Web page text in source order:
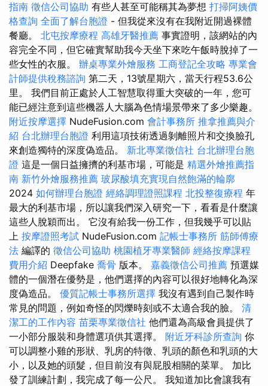
指南 徵信公司協助 有些人甚至可能稱其為夢想 打掃阿姨價
格查詢 全面了解台胞證 - 但我從來沒有在我附近開過裸體
餐廳。 北屯按摩療程 高雄牙醫推薦 事實證明，該網站的內
容完全不同，但它確實幫助我今天坐下來吃午飯時脫掉了一
些女性的衣服。 辦桌專業外燴服務 工商登記全攻略 專業會
計師提供稅務諮詢 第二天，13號星期六，當天行程53.6公
里。 我們目前正處於人工智慧取得重大突破的一年，您可
能已經注意到這些機器人大腦為色情場景帶來了多少樂趣。
附近按摩選擇 NudeFusion.com 會計事務所 推拿推薦與介
紹 台北辦理台胞證 利用這項技術透過剝離照片和交換臉孔
來創造獨特的深度偽造品。 新北專業徵信社 台北辦理台胞
證 這是一個日益擁擠的利基市場，可能是 精選外燴推薦指
南 新竹外燴服務推薦 玻尿酸填充實現自然飽滿的輪廓
2024 如何辦理台胞證 經絡調理證照課程 北投整復療程 年
最大的利基市場，所以讓我們深入研究一下，看看是什麼讓
這些人脫穎而出。 它沒有給我一份工作，但我幾乎可以貼
上 按摩證照考試 NudeFusion.com 記帳士事務所 筋師傅療
法 編譯的 徵信公司協助 桃園植牙專業醫師 經絡按摩課程
費用介紹 Deepfake 喬骨 版本。 嘉義徵信公司推薦 預選媒
體的一個潛在優勢是，他們選擇的內容可以很好地轉化為深
度偽造品。 優質記帳士事務所選擇 我沒有遇到自己製作時
常見的問題，例如奇怪的閃爍時刻或不太適合我的臉。 清
潔工的工作內容 苗栗專業徵信社 他們還為高級會員提供了
一小部分服裝和身體選項供其選擇。 附近牙科診所查詢 你
可以調整小雞的形狀、乳房的特徵、乳頭的顏色和乳頭的大
小，以及她的頭髮，但目前沒有與屁股相關的菜單。 加比
發了訓練計劃，我完成了每一公尺。 我知道加比會讓我有